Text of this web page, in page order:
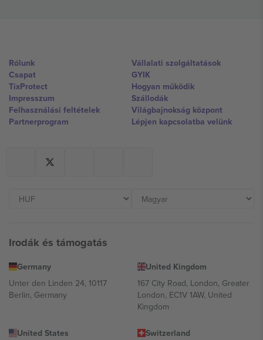
Rólunk
Csapat
TixProtect
Impresszum
Felhasználási feltételek
Partnerprogram
Vállalati szolgáltatások
GYIK
Hogyan működik
Szállodák
Világbajnokság központ
Lépjen kapcsolatba velünk
Irodák és támogatás
Germany
Unter den Linden 24, 10117
Berlin, Germany
United Kingdom
167 City Road, London, Greater
London, EC1V 1AW, United
Kingdom
United States
Switzerland